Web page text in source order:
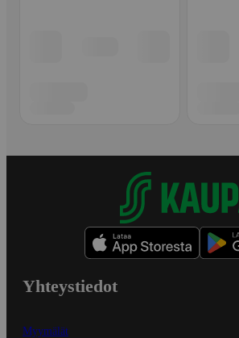
Yhteystiedot
Myymälät